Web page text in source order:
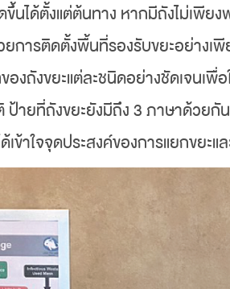
นได้ตั้งแต่ต้นทาง หากมีถังไม่เพีย
การติดตั้งพื้นที่รองรับขยะอย่าง
ถังขยะแต่ละชนิดอย่างชัดเจนเ
ายที่ถังขยะยังมีถึง 3 ภาษาด้วย
าใจจุดประสงค์ของการแยกขยะ